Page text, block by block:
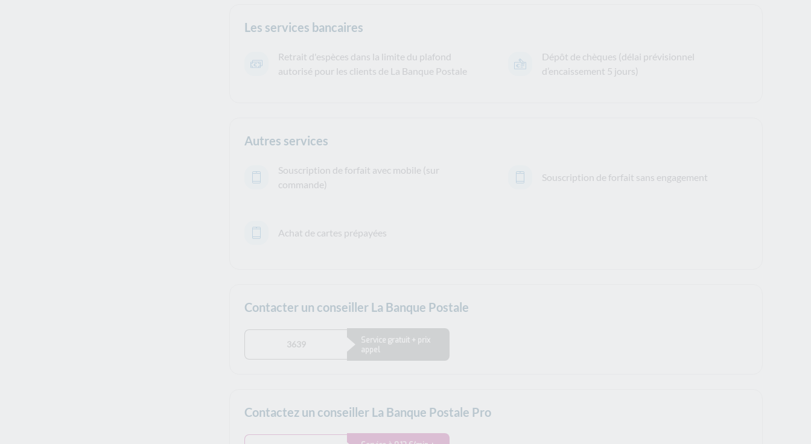
Les services bancaires
Retrait d'espèces dans la limite du plafond
autorisé pour les clients de La Banque Postale
Dépôt de chèques (délai prévisionnel
d’encaissement 5 jours)
Autres services
Souscription de forfait avec mobile (sur
commande)
Souscription de forfait sans engagement
Achat de cartes prépayées
Contacter un conseiller La Banque Postale
3639
Service gratuit + prix
appel
Contactez un conseiller La Banque Postale Pro